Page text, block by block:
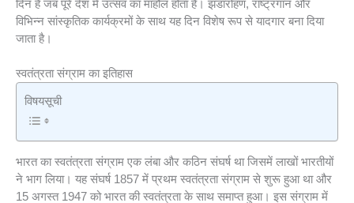
दिन है जब पूरे देश में उत्सव का माहौल होता है। झंडारोहण, राष्ट्रगान और
विभिन्न सांस्कृतिक कार्यक्रमों के साथ यह दिन विशेष रूप से यादगार बना दिया
जाता है।
स्वतंत्रता संग्राम का इतिहास
विषयसूची
भारत का स्वतंत्रता संग्राम एक लंबा और कठिन संघर्ष था जिसमें लाखों भारतीयों
ने भाग लिया। यह संघर्ष 1857 में प्रथम स्वतंत्रता संग्राम से शुरू हुआ था और
15 अगस्त 1947 को भारत की स्वतंत्रता के साथ समाप्त हुआ। इस संग्राम में